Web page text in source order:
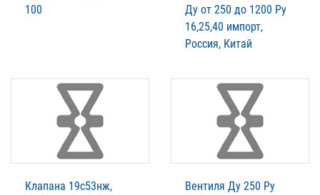
100
Ду от 250 до 1200 Ру
16,25,40 импорт,
Россия, Китай
Клапана 19с53нж,
Вентиля Ду 250 Ру